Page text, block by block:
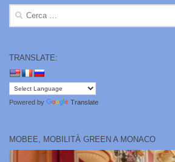
Ricerca
TRANSLATE:
Powered by Translate
MOBEE, MOBILITÀ GREEN A MONACO